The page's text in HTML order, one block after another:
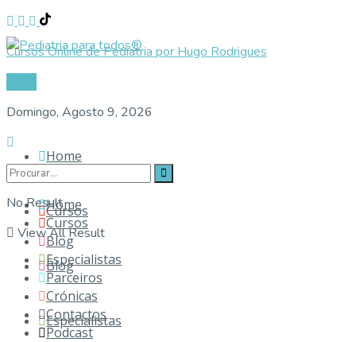
Cursos Online de Pediatria por Hugo Rodrigues
Domingo, Agosto 9, 2026
No Result
View All Result
Home
Cursos
Blog
Especialistas
Home
Cursos
Blog
Especialistas
Parceiros
Crónicas
Contactos
Podcast